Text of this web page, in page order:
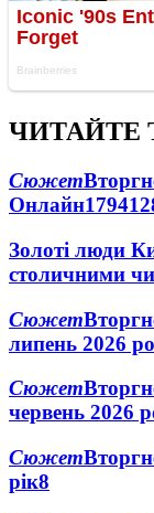
ЧИТАЙТЕ
Сюжет
Онлайн1794
Золоті люди
столичними
Сюжет
липень 2026
Сюжет
червень 2026
Сюжет
рік8